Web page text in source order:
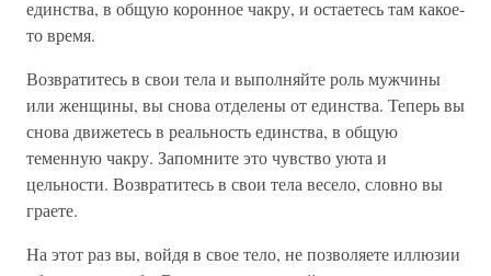
единства, в общую коронное чакру, и остаетесь там какое-
то время.
Возвратитесь в свои тела и выполняйте роль мужчины
или женщины, вы снова отделены от единства. Теперь вы
снова движетесь в реальность единства, в общую
теменную чакру. Запомните это чувство уюта и
цельности. Возвратитесь в свои тела весело, словно вы
граете.
На этот раз вы, войдя в свое тело, не позволяете иллюзии